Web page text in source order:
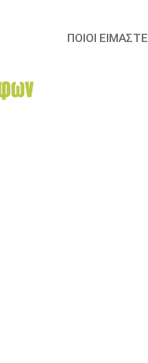
ΠΟΙΟΙ ΕΙΜΑΣΤΕ